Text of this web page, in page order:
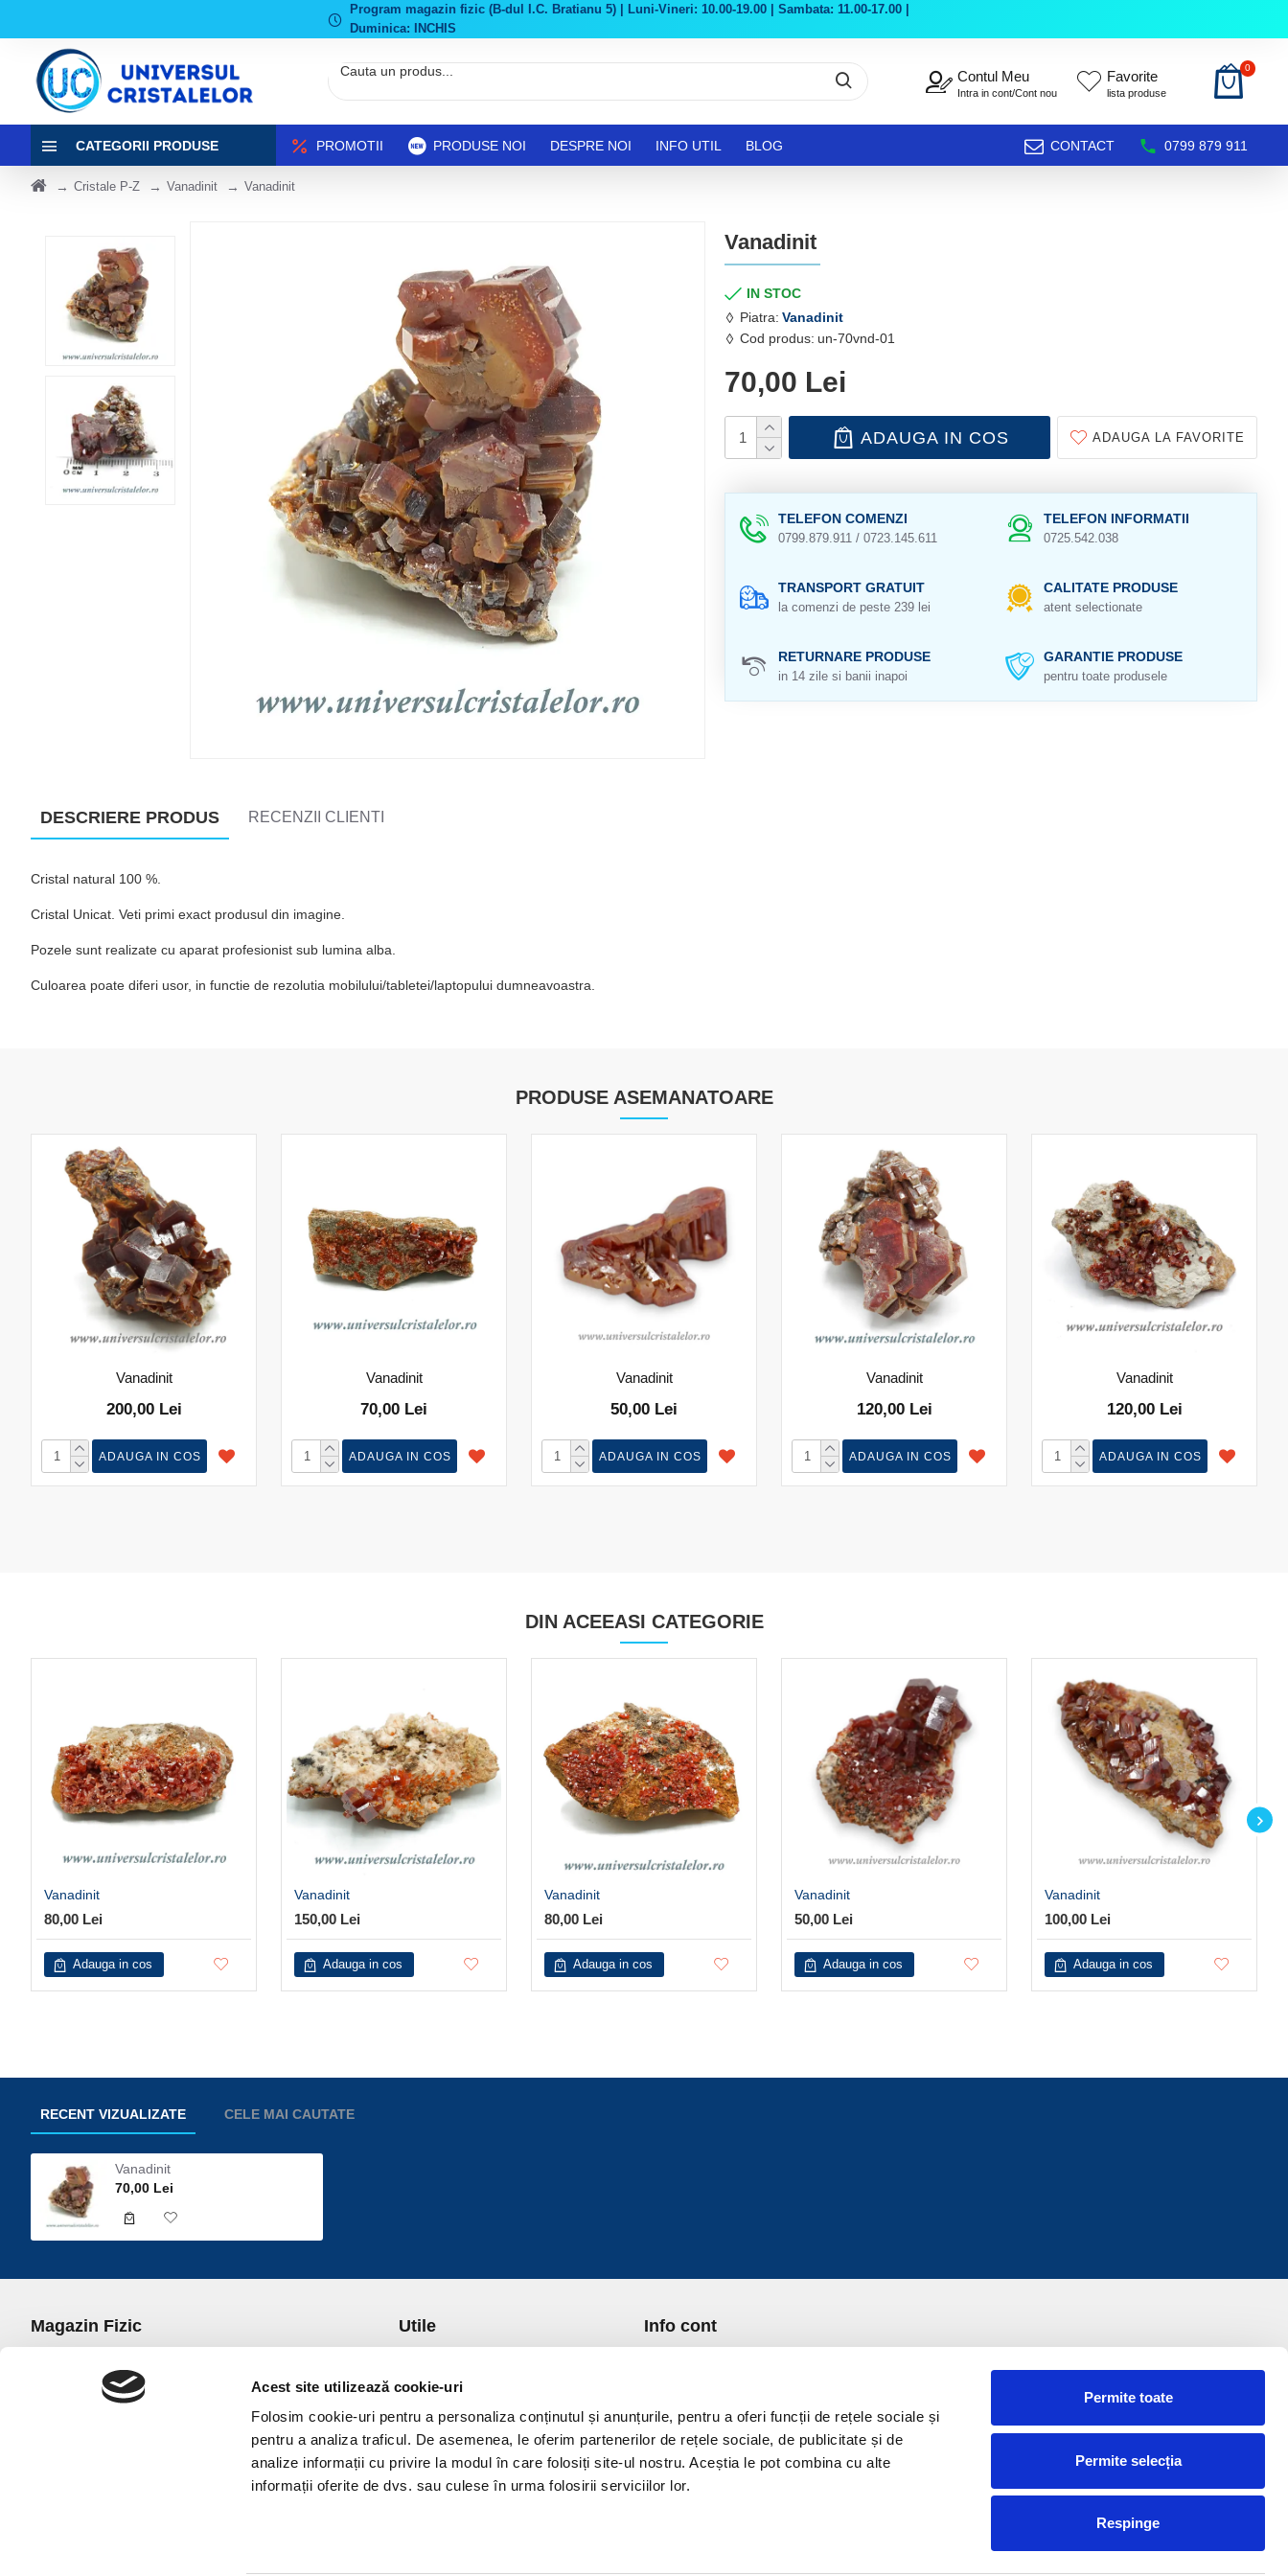
Acest site utilizează cookie-uri
Folosim cookie-uri pentru a personaliza conținutul și anunțurile, pentru a oferi funcții de rețele sociale și
pentru a analiza traficul. De asemenea, le oferim partenerilor de rețele sociale, de publicitate și de
analize informații cu privire la modul în care folosiți site-ul nostru. Aceștia le pot combina cu alte
informații oferite de dvs. sau culese în urma folosirii serviciilor lor.
Permite toate
Permite selecția
Respinge
Program magazin fizic (B-dul I.C. Bratianu 5) | Luni-Vineri: 10.00-19.00 | Sambata: 11.00-17.00 |
Duminica: INCHIS
Contul Meu
Intra in cont/Cont nou
Favorite
lista produse
0
CATEGORII PRODUSE PROMOTII PRODUSE NOI DESPRE NOI INFO UTIL BLOG CONTACT 0799 879 911
Cristale P-Z Vanadinit Vanadinit
Vanadinit
IN STOC
Piatra: Vanadinit
Cod produs: un-70vnd-01
70,00 Lei
ADAUGA IN COS ADAUGA LA FAVORITE
TELEFON COMENZI
0799.879.911 / 0723.145.611
TELEFON INFORMATII
0725.542.038
TRANSPORT GRATUIT
la comenzi de peste 239 lei
CALITATE PRODUSE
atent selectionate
RETURNARE PRODUSE
in 14 zile si banii inapoi
GARANTIE PRODUSE
pentru toate produsele
DESCRIERE PRODUS RECENZII CLIENTI
Cristal natural 100 %.
Cristal Unicat. Veti primi exact produsul din imagine.
Pozele sunt realizate cu aparat profesionist sub lumina alba.
Culoarea poate diferi usor, in functie de rezolutia mobilului/tabletei/laptopului dumneavoastra.
PRODUSE ASEMANATOARE
Vanadinit
200,00 Lei
ADAUGA IN COS
Vanadinit
70,00 Lei
ADAUGA IN COS
Vanadinit
50,00 Lei
ADAUGA IN COS
Vanadinit
120,00 Lei
ADAUGA IN COS
Vanadinit
120,00 Lei
ADAUGA IN COS
DIN ACEEASI CATEGORIE
Vanadinit
80,00 Lei
Adauga in cos
Vanadinit
150,00 Lei
Adauga in cos
Vanadinit
80,00 Lei
Adauga in cos
Vanadinit
50,00 Lei
Adauga in cos
Vanadinit
100,00 Lei
Adauga in cos
RECENT VIZUALIZATE CELE MAI CAUTATE
Vanadinit
70,00 Lei
Magazin Fizic
office@universulcristalelor.ro
0799 879 911, 0723 145 611 (Comenzi Telefonice)
Utile
Transport si Plata
Politica de Returnare
Politica de confidentialitate
Politica Cookies
Termeni si conditii
Info cont
Lista Favorite
GDPR - Protectia datelor
Contact